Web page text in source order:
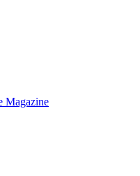
Magazine